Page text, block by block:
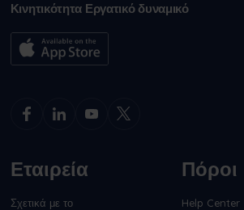
Κινητικότητα Εργατικό δυναμικό
Εταιρεία
Σχετικά με το
Πόροι
Help Center